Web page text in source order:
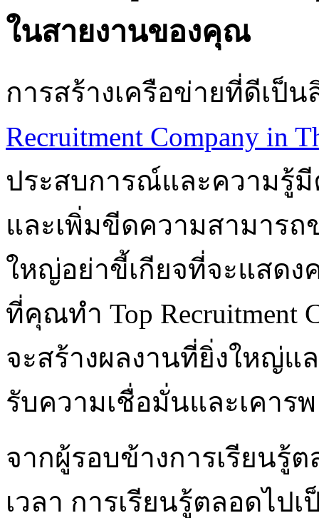
ในสายงานของคุณ
การสร้างเครือข่ายที่ดีเป็
Recruitment Company in
ประสบการณ์และความรู้
และเพิ่มขีดความสามาร
ใหญ่อย่าขี้เกียจที่จะแสด
ที่คุณทำ Top Recruitment
จะสร้างผลงานที่ยิ่งใหญ่
รับความเชื่อมั่นและเคารพ
จากผู้รอบข้างการเรียนรู้
เวลา การเรียนรู้ตลอดไป